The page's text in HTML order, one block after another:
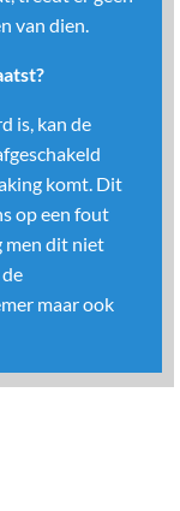
van dien.
is, kan de
komt. Dit
op een fout
men dit niet
maar ook